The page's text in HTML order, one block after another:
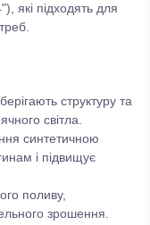
які підходять для
структуру та
світла.
синтетичною
і підвищує
поливу,
зрошення.